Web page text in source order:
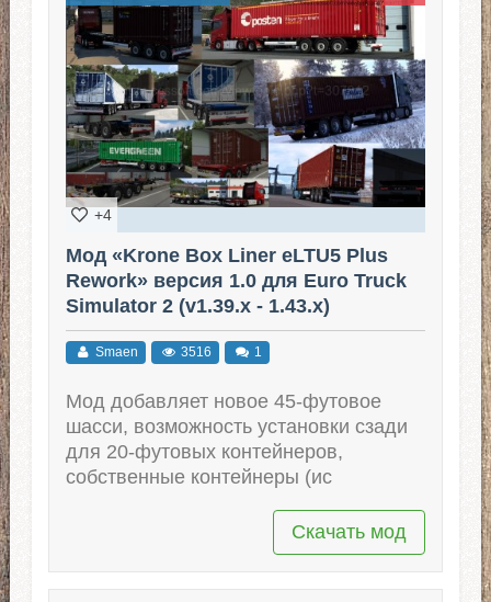
+4
Мод «Krone Box Liner eLTU5 Plus
Rework» версия 1.0 для Euro Truck
Simulator 2 (v1.39.x - 1.43.x)
Smaen 3516 1
Мод добавляет новое 45-футовое
шасси, возможность установки сзади
для 20-футовых контейнеров,
собственные контейнеры (ис
Скачать мод